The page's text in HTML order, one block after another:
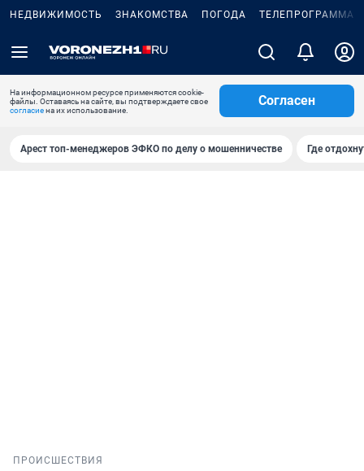
НЕДВИЖИМОСТЬ ЗНАКОМСТВА ПОГОДА ТЕЛЕПРОГРАММА
На информационном ресурсе применяются cookie-
файлы. Оставаясь на сайте, вы подтверждаете свое
согласиена их использование.
Согласен
Арест топ-менеджеров ЭФКО по делу о мошенничестве Где
ПРОИСШЕСТВИЯ